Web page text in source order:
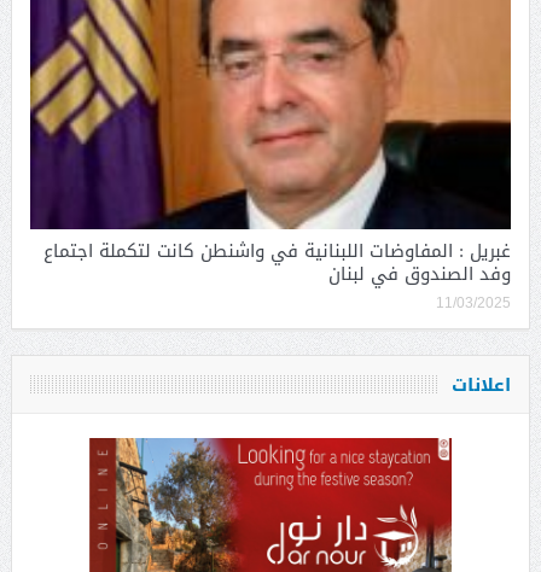
غبريل : المفاوضات اللبنانية في واشنطن كانت لتكملة اجتماع
وفد الصندوق في لبنان
11/03/2025
اعلانات